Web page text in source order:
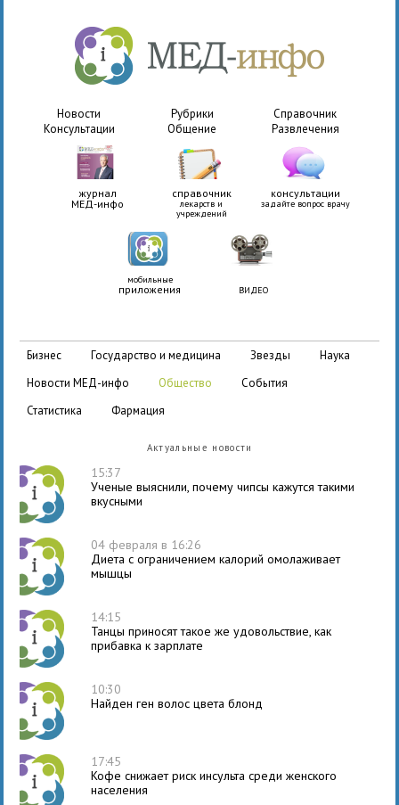
Новости Рубрики
Справочник
Консультации
Общение Развлечения
журнал
МЕД-инфо
справочник
лекарств и
учреждений
консультации
задайте вопрос врачу
мобильные
приложения ВИДЕО
бизнес государство и медицина звезды
наука
новости МЕД-инфо
общество
события
статистика
фармация
Актуальные новости
15:37
Ученые выяснили, почему чипсы кажутся такими
вкусными
04 февраля в 16:26
Диета с ограничением калорий омолаживает
мышцы
14:15
Танцы приносят такое же удовольствие, как
прибавка к зарплате
10:30
Найден ген волос цвета блонд
17:45
Кофе снижает риск инсульта среди женского
населения